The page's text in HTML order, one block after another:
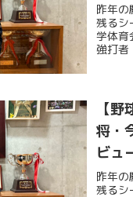
昨年の
残るシ
学体育
強打者
【
将・
ビュ
昨年の
残るシ